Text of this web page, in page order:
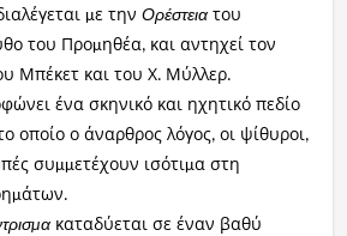
με την Ορέστεια του
του Προμηθέα, και αντηχεί τον
Μπέκετ και του Χ. Μύλλερ.
ένα σκηνικό και ηχητικό πεδίο
οποίο ο άναρθρος λόγος, οι ψίθυροι,
συμμετέχουν ισότιμα στη
μάτων.
μα καταδύεται σε έναν βαθύ